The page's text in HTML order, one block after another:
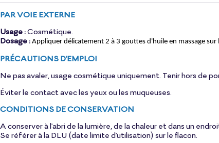
PAR VOIE EXTERNE
Usage :Cosmétique.
Dosage : Appliquer délicatement 2 à 3 gouttes d'huile en massage
PRÉCAUTIONS D'EMPLOI
Ne pas avaler, usage cosmétique uniquement. Tenir hors de
Éviter le contact avec les yeux ou les muqueuses.
CONDITIONS DE CONSERVATION
A conserver à l'abri de la lumière, de la chaleur et dans un
Se référer à la DLU (date limite d'utilisation) sur le flacon.